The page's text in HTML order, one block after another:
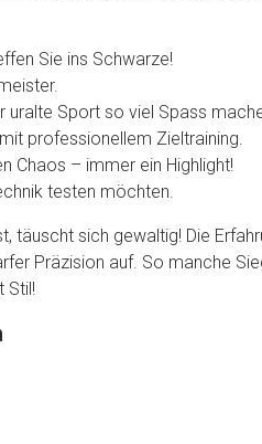
Sie ins Schwarze!
Sport so viel Spass
professionellem Zieltraining.
Chaos – immer ein Highlight!
testen möchten.
täuscht sich gewaltig! Die
Präzision auf. So manche
Stil!